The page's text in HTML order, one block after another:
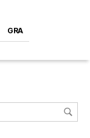
GRA